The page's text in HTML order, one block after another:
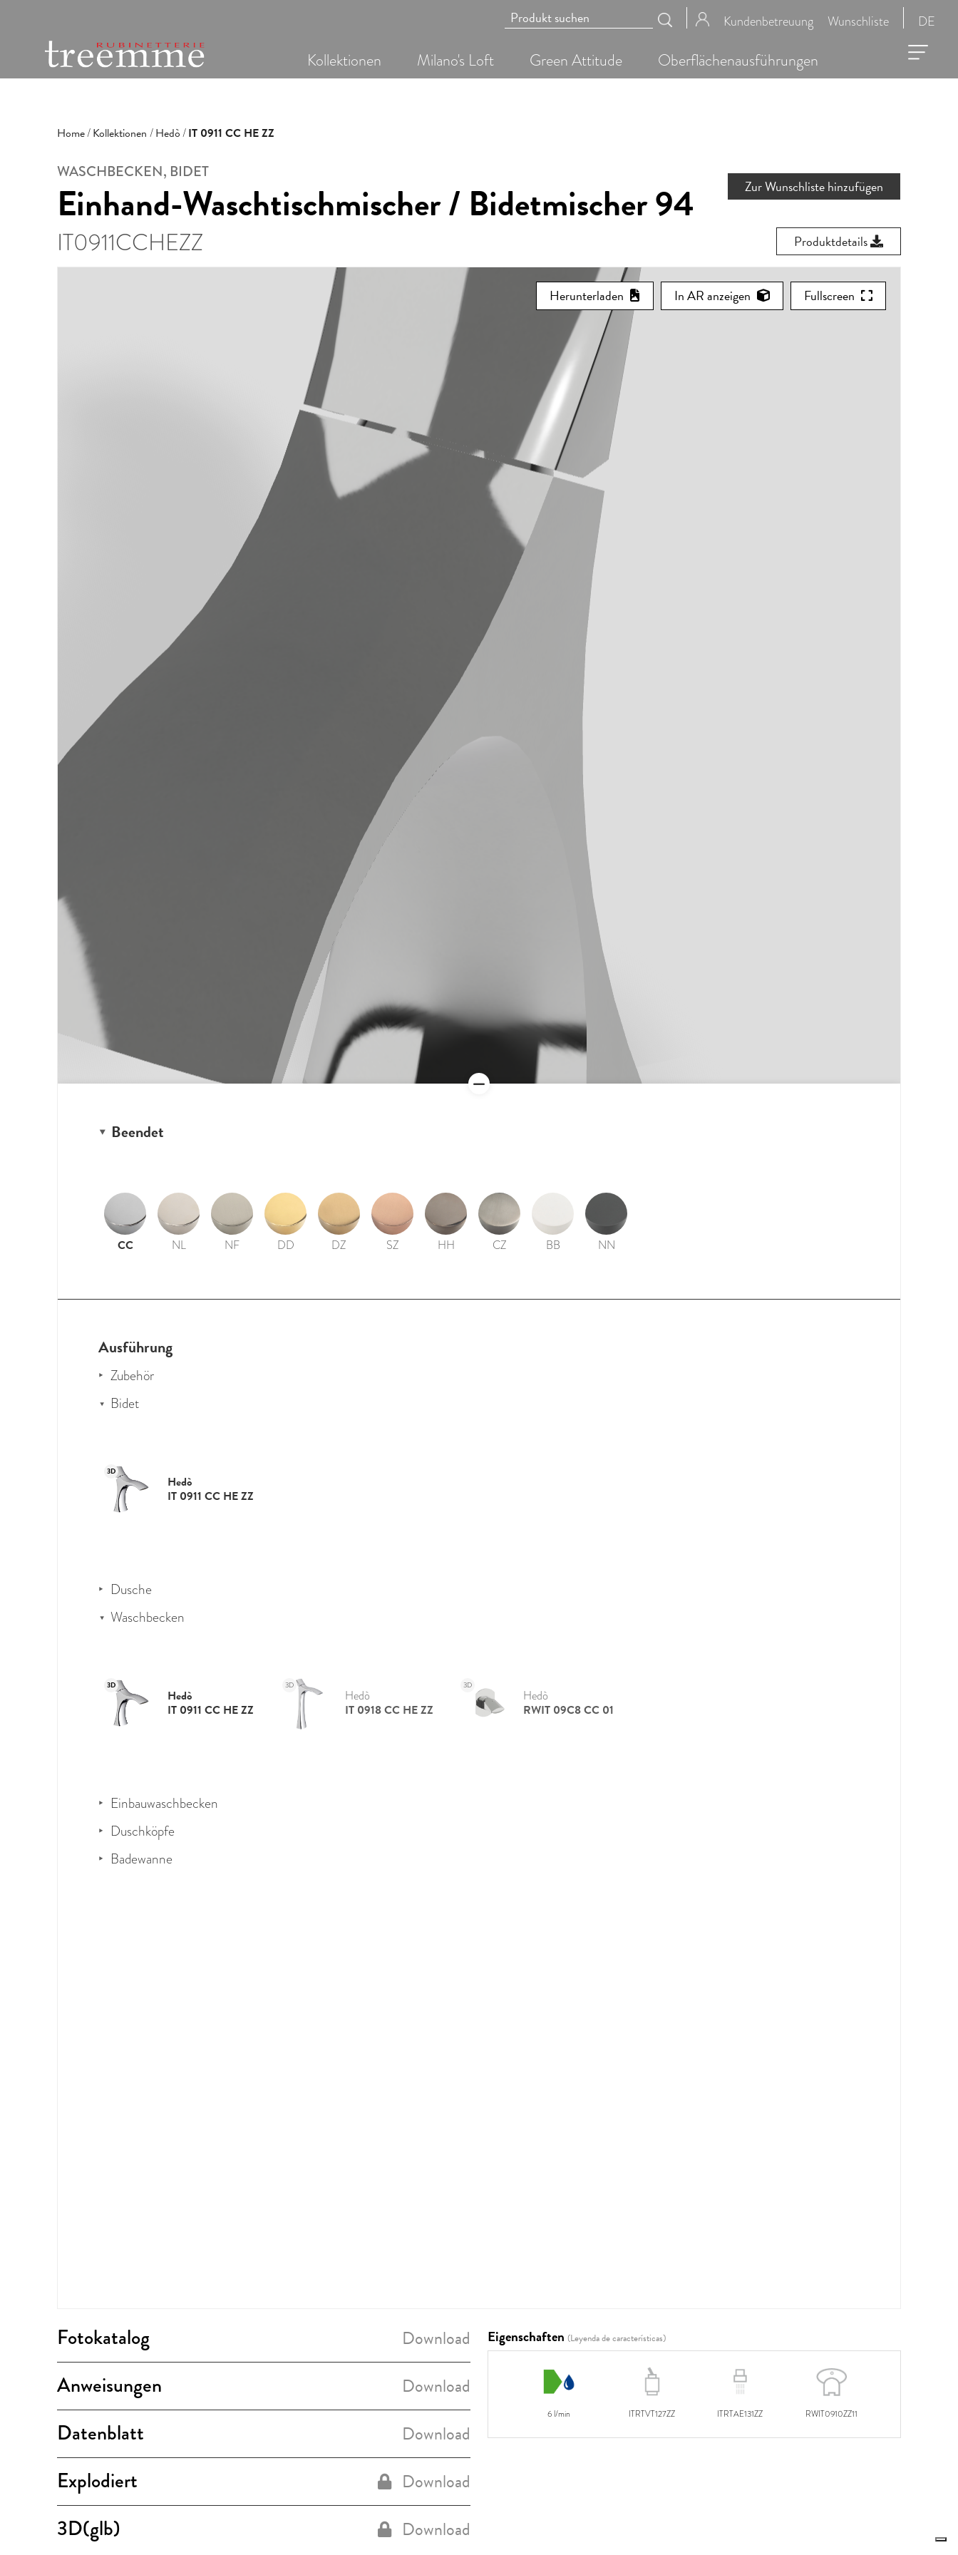
Kundenbetreuung Wunschliste DE
Kollektionen Milano's Loft Green Attitude Oberflächenausführungen
Home Kollektionen Hedò IT 0911 CC HE ZZ
WASCHBECKEN, BIDET
Einhand-Waschtischmischer / Bidetmischer 94
IT0911CCHEZZ
Zur Wunschliste hinzufügen
Produktdetails
Fotokatalog Download
Anweisungen Download
Datenblatt Download
Explodiert Download
3D(glb) Download
Eigenschaften (Leyenda de características)
6 l/min ITRTVT127ZZ ITRTAE131ZZ RWIT0910ZZ11